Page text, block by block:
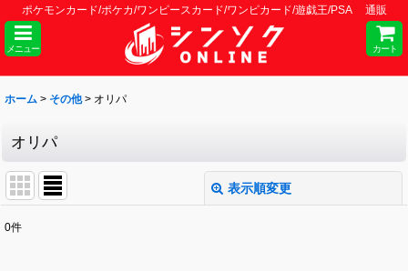
ポケモンカード/ポケカ/ワンピースカード/ワンピカード/遊戯王/PSA 通販
メニュー カート
ホーム > その他 > オリパ
オリパ
表示順変更
0件